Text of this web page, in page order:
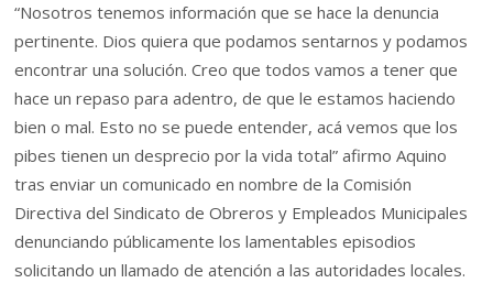
“Nosotros tenemos información que se hace la denuncia
pertinente. Dios quiera que podamos sentarnos y podamos
encontrar una solución. Creo que todos vamos a tener que
hace un repaso para adentro, de que le estamos haciendo
bien o mal. Esto no se puede entender, acá vemos que los
pibes tienen un desprecio por la vida total” afirmo Aquino
tras enviar un comunicado en nombre de la Comisión
Directiva del Sindicato de Obreros y Empleados Municipales
denunciando públicamente los lamentables episodios
solicitando un llamado de atención a las autoridades locales.